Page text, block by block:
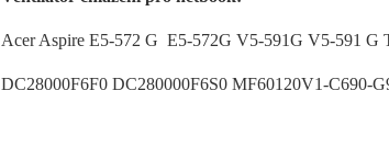
Acer Aspire E5-572 G E5-572G V5-591G V5-591 G
DC28000F6F0 DC280000F6S0 MF60120V1-C690-